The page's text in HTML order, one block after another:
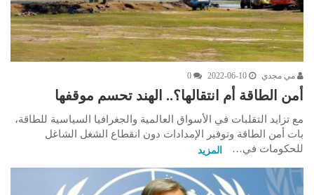
مي مجدي 2022-06-10
0
أمن الطاقة أم انتقالها؟.. الهند تحسم موقفها
مع تزايد التقلبات في الأسواق العالمية والجغرافيا السياسية للطاقة،
بات أمن الطاقة وتوفير الإمدادات دون انقطاع الشغل الشاغل
للحكومات في…
المزيد